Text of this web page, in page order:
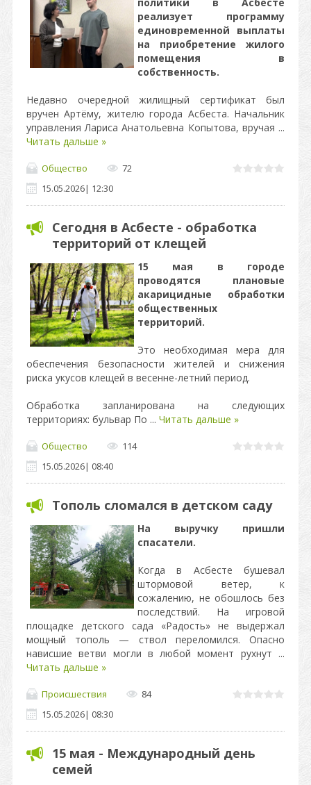
реализует программу
единовременной выплаты
на приобретение жилого
помещения в
собственность.
Недавно очередной жилищный сертификат был
вручен Артёму, жителю города Асбеста. Начальник
управления Лариса Анатольевна Копытова, вручая ...
Читать дальше »
Общество
72
15.05.2026| 12:30
Сегодня в Асбесте - обработка
территорий от клещей
15 мая в городе
проводятся плановые
акарицидные обработки
общественных
территорий.
Это необходимая мера для
обеспечения безопасности жителей и снижения
риска укусов клещей в весенне-летний период.
Обработка запланирована на следующих
территориях: бульвар По ... Читать дальше »
Общество
114
15.05.2026| 08:40
Тополь сломался в детском саду
На выручку пришли
спасатели.
Когда в Асбесте бушевал
штормовой ветер, к
сожалению, не обошлось без
последствий. На игровой
площадке детского сада «Радость» не выдержал
мощный тополь — ствол переломился. Опасно
нависшие ветви могли в любой момент рухнут ...
Читать дальше »
Происшествия
84
15.05.2026| 08:30
15 мая - Международный день
семей